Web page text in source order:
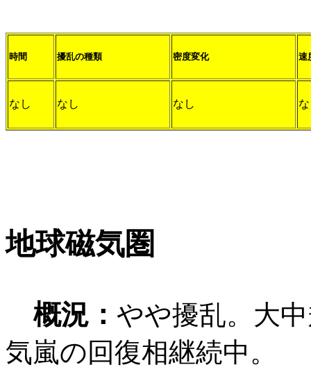
時間 擾乱の種類 密度変化 速
なし なし なし
地球磁気圏
概況： やや擾乱。大
気嵐の回復相継続中。